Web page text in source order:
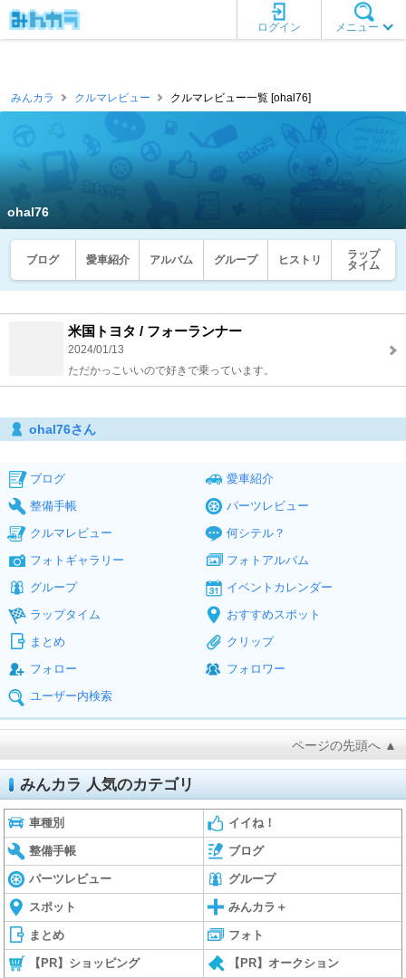
メニュー
ログイン
みんカラ クルマレビュー クルマレビュー一覧 [ohal76]
ohal76
ブログ 愛車紹介 アルバム グループ ヒストリ
ラップ
タイム
米国トヨタ / フォーランナー
2024/01/13
ただかっこいいので好きで乗っています。
ohal76さん
ブログ
愛車紹介
整備手帳
パーツレビュー
クルマレビュー
何シテル？
フォトギャラリー
フォトアルバム
グループ
イベントカレンダー
ラップタイム
おすすめスポット
まとめ
クリップ
フォロー
フォロワー
ユーザー内検索
ページの先頭へ ▲
みんカラ 人気のカテゴリ
車種別 イイね！
整備手帳 ブログ
パーツレビュー グループ
スポット みんカラ＋
まとめ フォト
【PR】ショッピング 【PR】オークション